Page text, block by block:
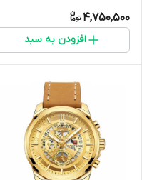
4,750,500
افزودن به سبد